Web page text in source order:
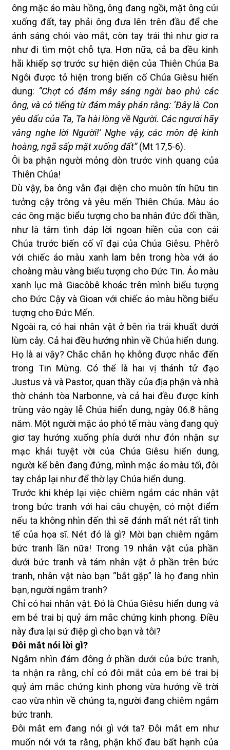
ông mặc áo màu hồng, ông đang ngồi, mặt ông cúi
xuống đất, tay phải ông đưa lên trên đầu để che
ánh sáng chói vào mắt, còn tay trái thì như giơ ra
như đi tìm một chỗ tựa. Hơn nữa, cả ba đều kinh
hãi khiếp sợ trước sự hiện diện của Thiên Chúa Ba
Ngôi được tỏ hiện trong biến cố Chúa Giêsu hiển
dung: “Chợt có đám mây sáng ngời bao phủ các
ông, và có tiếng từ đám mây phán rằng: ‘Đây là Con
yêu dấu của Ta, Ta hài lòng về Người. Các ngươi hãy
vâng nghe lời Người!’ Nghe vậy, các môn đệ kinh
hoàng, ngã sấp mặt xuống đất”(Mt 17,5-6).
Ôi ba phận người mỏng dòn trước vinh quang của
Thiên Chúa!
Dù vậy, ba ông vẫn đại diện cho muôn tín hữu tin
tưởng cậy trông và yêu mến Thiên Chúa. Màu áo
các ông mặc biểu tượng cho ba nhân đức đối thần,
như là tâm tình đáp lời ngoan hiền của con cái
Chúa trước biến cố vĩ đại của Chúa Giêsu. Phêrô
với chiếc áo màu xanh lam bên trong hòa với áo
choàng màu vàng biểu tượng cho Đức Tin. Áo màu
xanh lục mà Giacôbê khoác trên mình biểu tượng
cho Đức Cậy và Gioan với chiếc áo màu hồng biểu
tượng cho Đức Mến.
Ngoài ra, có hai nhân vật ở bên rìa trái khuất dưới
lùm cây. Cả hai đều hướng nhìn về Chúa hiển dung.
Họ là ai vậy? Chắc chắn họ không được nhắc đến
trong Tin Mừng. Có thể là hai vị thánh tử đạo
Justus và và Pastor, quan thầy của địa phận và nhà
thờ chánh tòa Narbonne, và cả hai đều được kính
trùng vào ngày lễ Chúa hiển dung, ngày 06.8 hằng
năm. Một người mặc áo phó tế màu vàng đang quỳ
giơ tay hướng xuống phía dưới như đón nhận sự
mạc khải tuyệt vời của Chúa Giêsu hiển dung,
người kế bên đang đứng, mình mặc áo màu tối, đôi
tay chắp lại như để thờ lạy Chúa hiển dung.
Trước khi khép lại việc chiêm ngắm các nhân vật
trong bức tranh với hai câu chuyện, có một điểm
nếu ta không nhìn đến thì sẽ đánh mất nét rất tinh
tế của họa sĩ. Nét đó là gì? Mời bạn chiêm ngắm
bức tranh lần nữa! Trong 19 nhân vật của phần
dưới bức tranh và tám nhân vật ở phần trên bức
tranh, nhân vật nào bạn “bắt gặp” là họ đang nhìn
bạn, người ngắm tranh?
Chỉ có hai nhân vật. Đó là Chúa Giêsu hiển dung và
em bé trai bị quỷ ám mắc chứng kinh phong. Điều
này đưa lại sứ điệp gì cho bạn và tôi?
Đôi mắt nói lời gì?
Ngắm nhìn đám đông ở phần dưới của bức tranh,
ta nhận ra rằng, chỉ có đôi mắt của em bé trai bị
quỷ ám mắc chứng kinh phong vừa hướng về trời
cao vừa nhìn về chúng ta, người đang chiêm ngắm
bức tranh.
Đôi mắt em đang nói gì với ta? Đôi mắt em như
muốn nói với ta rằng, phận khổ đau bất hạnh của